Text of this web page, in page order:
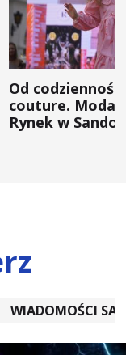
Od
couture. Moda
Rynek w
WIADOMOŚCI